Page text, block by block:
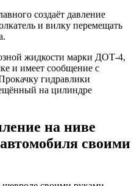
создаёт давление
и вилку перемещать
жидкости марки ДОТ-4,
и имеет сообщение с
гидравлики
на цилиндре
на ниве
своими